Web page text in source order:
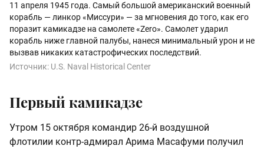
11 апреля 1945 года. Самый большой американский военный
корабль — линкор «Миссури» — за мгновения до того, как его
поразит камикадзе на самолете «Zero». Самолет ударил
корабль ниже главной палубы, нанеся минимальный урон и не
вызвав никаких катастрофических последствий.
Источник: U.S. Naval Historical Center
Первый камикадзе
Утром 15 октября командир 26-й воздушной
флотилии контр-адмирал Арима Масафуми получил